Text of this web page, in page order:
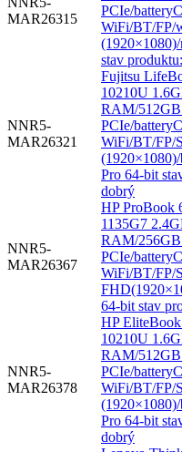
MAR26315
PCIe/
WiFi/BT/FP/
stav
NNR5-
MAR26321
Fujitsu
10210U
RAM/512GB
PCIe/
WiFi/BT/FP/
Pro 64-bit
dobrý
NNR5-
MAR26367
HP ProBook
1135G7
RAM/256GB
PCIe/
WiFi/BT/FP/
64-bit stav
NNR5-
MAR26378
HP
10210U
RAM/512GB
PCIe/
WiFi/BT/FP/
Pro 64-bit
dobrý